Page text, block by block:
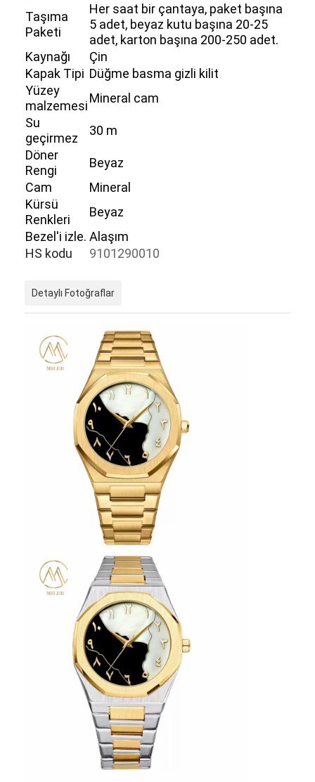
Hakkımızda
Fabrika Turu
Kalite kontrolü
Bizimle İletişim
Haberler
Kuvars Bilek İzle
Deri Kayışlı Kuvars Saat
Paslanmaz çelik kayışlı saat
Taşıma
Paketi
Her saat bir çantaya, paket başına
5 adet, beyaz kutu başına 20-25
adet, karton başına 200-250 adet.
Kaynağı
Çin
Kapak Tipi Düğme basma gizli kilit
Yüzey
malzemesi
Mineral cam
Su
geçirmez
30 m
Döner
Rengi
Beyaz
Cam
Mineral
Kürsü
Renkleri
Beyaz
Bezel'i izle. Alaşım
HS kodu
9101290010
Detaylı Fotoğraflar